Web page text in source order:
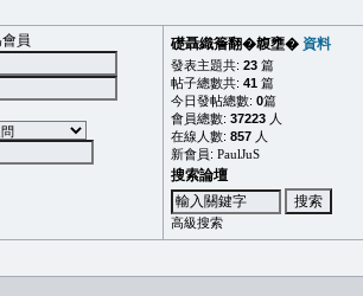
員
礎聶織簷翻�䪖壅� 資料
發表主題共: 23 篇
帖子總數共: 41 篇
今日發帖總數: 0篇
會員總數: 37223 人
在線人數: 857 人
新會員: PaulJuS
搜索論壇
高級搜索